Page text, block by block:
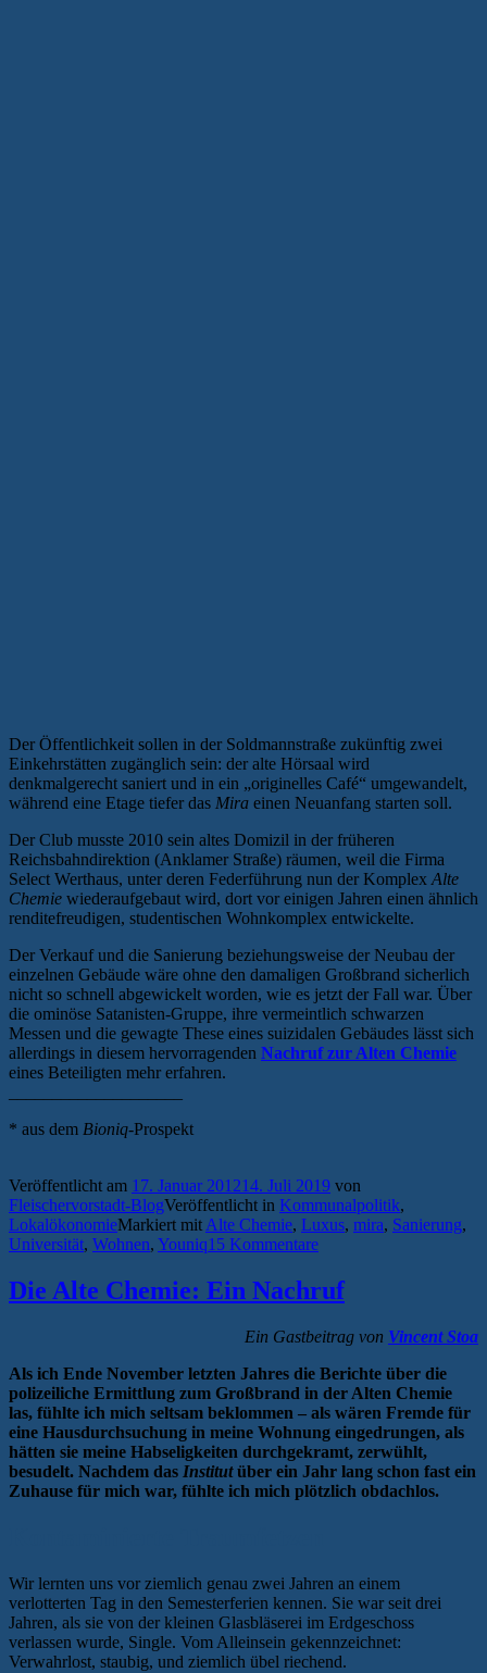
Der Öffentlichkeit sollen in der Soldmannstraße zukünftig zwei
Einkehrstätten zugänglich sein: der alte Hörsaal wird
denkmalgerecht saniert und in ein „originelles Café“ umgewandelt,
während eine Etage tiefer das Mira einen Neuanfang starten soll.
Der Club musste 2010 sein altes Domizil in der früheren
Reichsbahndirektion (Anklamer Straße) räumen, weil die Firma
Select Werthaus, unter deren Federführung nun der KomplexAlte
Chemie wiederaufgebaut wird, dort vor einigen Jahren einen ähnlich
renditefreudigen, studentischen Wohnkomplex entwickelte.
Der Verkauf und die Sanierung beziehungsweise der Neubau der
einzelnen Gebäude wäre ohne den damaligen Großbrand sicherlich
nicht so schnell abgewickelt worden, wie es jetzt der Fall war. Über
die ominöse Satanisten-Gruppe, ihre vermeintlich schwarzen
Messen und die gewagte These eines suizidalen Gebäudes lässt sich
allerdings in diesem hervorragenden Nachruf zur Alten Chemie
eines Beteiligten mehr erfahren.
* aus dem Bioniq-Prospekt
Veröffentlicht am 17. Januar 201214. Juli 2019 von
Fleischervorstadt-BlogVeröffentlicht in Kommunalpolitik,
LokalökonomieMarkiert mitAlte Chemie, Luxus, mira, Sanierung,
Universität, Wohnen, Youniq15 Kommentare
Die Alte Chemie: Ein Nachruf
Ein Gastbeitrag von Vincent Stoa
Als ich Ende November letzten Jahres die Berichte über die
polizeiliche Ermittlung zum Großbrand in der Alten Chemie
las, fühlte ich mich seltsam beklommen – als wären Fremde für
eine Hausdurchsuchung in meine Wohnung eingedrungen, als
hätten sie meine Habseligkeiten durchgekramt, zerwühlt,
besudelt. Nachdem das Institutüber ein Jahr lang schon fast ein
Zuhause für mich war, fühlte ich mich plötzlich obdachlos.
Wir lernten uns vor ziemlich genau zwei Jahren an einem
verlotterten Tag in den Semesterferien kennen. Sie war seit drei
Jahren, als sie von der kleinen Glasbläserei im Erdgeschoss
verlassen wurde, Single. Vom Alleinsein gekennzeichnet:
Verwahrlost, staubig, und ziemlich übel riechend.